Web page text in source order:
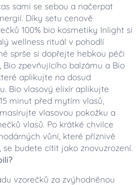
sami se sebou a načerpat
Díky setu cenově
100% bio kosmetiky Inlight si
wellness rituál v pohodlí
sprše si dopřejte hebkou péči
Bio zpevňujícího balzámu a Bio
aplikujte na dosud
Bio vlasový elixír aplikujte
minut před mytím vlasů,
vlasovou pokožku a
vlasů. Po krátké chvilce
vůní, které příznivě
se budete cítit jako znovuzrození.
vzorečků za zvýhodněnou